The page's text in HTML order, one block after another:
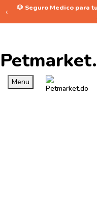
‹ 🐶 Seguro Medico para
Menu